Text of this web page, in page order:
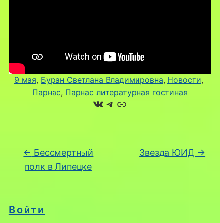
Войти
9 мая, Буран Светлана Владимировна, Новости
Парнас, Парнас литературная гостиная
ВКонтакте
Telegram
Ссылка
← Бессмертный
полк в Липецке
Звезда ЮИД →